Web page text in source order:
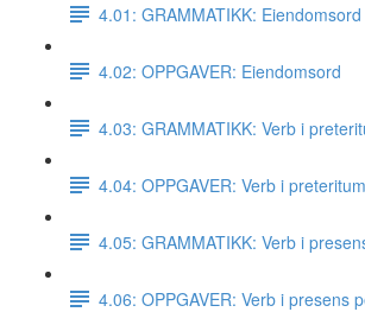
4.01: GRAMMATIKK: Eiendomsord
4.02: OPPGAVER: Eiendomsord
4.03: GRAMMATIKK: Verb i
4.04: OPPGAVER: Verb i preteritum
4.05: GRAMMATIKK: Verb i
4.06: OPPGAVER: Verb i presens